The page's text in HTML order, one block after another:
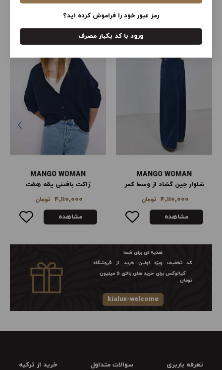
رمز عبور خود را فراموش کرده اید؟
ورود با کد یکبار مصرف
MANGO WOMAN
شلوار جین گشاد از وسط کمر
4,110,000 تومان
مشاهده
MANGO WOMAN
ژاکت بافتنی یقه هفت
4,110,000 تومان
مشاهده
هدیه ای برای شما
کد تخفیف ویژه اولین خرید از فروشگاه
کیالوکس برای خرید های بالای ۵ میلیون
تومان
kialux-welcome
تعرفه باربری سوالات متداول خرید از ترکیه